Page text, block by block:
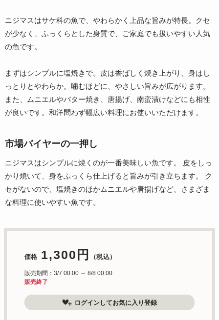
ニジマスはサケ科の魚で、やわらかく上品な旨みが特長。クセ
が少なく、ふっくらとした身質で、ご家庭でも扱いやすい人気
の魚です。
まずはシンプルに塩焼きで。皮は香ばしく焼き上がり、身はし
っとりとやわらか。噛むほどに、やさしい旨みが広がります。
また、ムニエルやバター焼き、唐揚げ、南蛮漬けなどにも相性
が良いです。和洋問わず幅広い料理にお使いいただけます。
市場バイヤーの一押し
ニジマスはシンプルに焼くのが一番美味しい魚です。 皮をしっ
かり焼いて、身をふっくら仕上げると旨みが引き立ちます。 ク
セがないので、塩焼きのほかムニエルや唐揚げなど、さまざま
な料理に使いやすい魚です。
価格 1,300円 （税込）
販売期間：3/7 00:00 ～ 8/8 00:00
販売終了
ログインしてお気に入り登録